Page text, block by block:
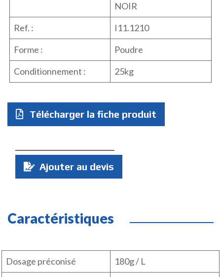
NOIR
Ref. :
I11.1210
Forme :
Poudre
Conditionnement :
25kg
Télécharger la fiche produit
Quantité
Ajouter au devis
Caractéristiques
Dosage préconisé
180g / L